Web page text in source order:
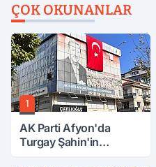
ÇOK OKUNANLAR
1
AK Parti Afyon'da
Turgay Şahin'in